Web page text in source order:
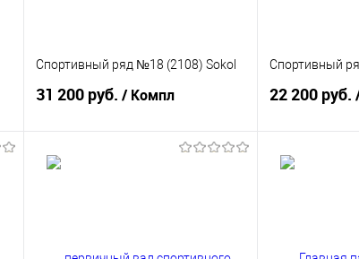
Спортивный ряд №18 (2108) Sokol
31 200 руб. / Компл
Спортивный
22 200 руб.